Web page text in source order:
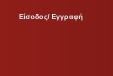
Είσοδος/ Εγγραφή